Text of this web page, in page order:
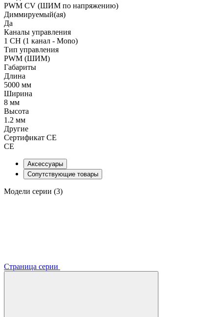
PWM СV (ШИМ по напряжению)
Диммируемый(ая)
Да
Каналы управления
1 CH (1 канал - Mono)
Тип управления
PWM (ШИМ)
Габариты
Длина
5000 мм
Ширина
8 мм
Высота
1.2 мм
Другие
Сертификат CE
CE
Аксессуары
Сопутствующие товары
Модели серии (3)
Страница серии